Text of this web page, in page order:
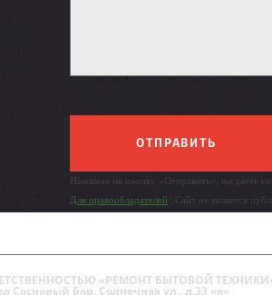
ОТПРАВИТЬ
Нажимая на кнопку «Отправить», вы даете
Для правообладателей | Сайт не является
«РЕМОНТ БЫТОВОЙ
Сосновый Бор, Солнечная ул., д.33 «а»